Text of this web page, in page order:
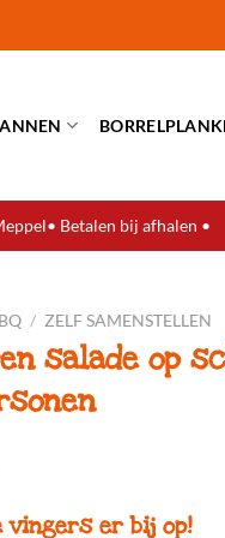
Betalen bij afhalen •
/ ZELF SAMENSTELLEN
salade op
vingers er bij op!